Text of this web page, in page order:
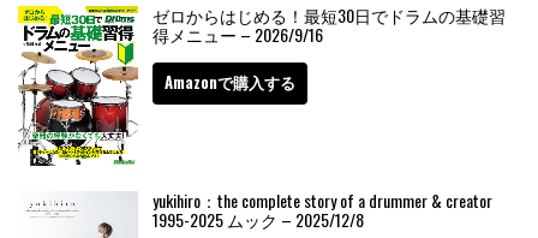
ゼロからはじめる！最短30日でドラムの基礎習
得メニュー – 2026/9/16
Amazonで購入する
yukihiro：the complete story of a drummer & creator
1995-2025 ムック – 2025/12/8